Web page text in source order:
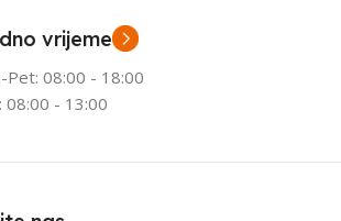
vrijeme
Pet: 08:00 - 18:00
08:00 - 13:00